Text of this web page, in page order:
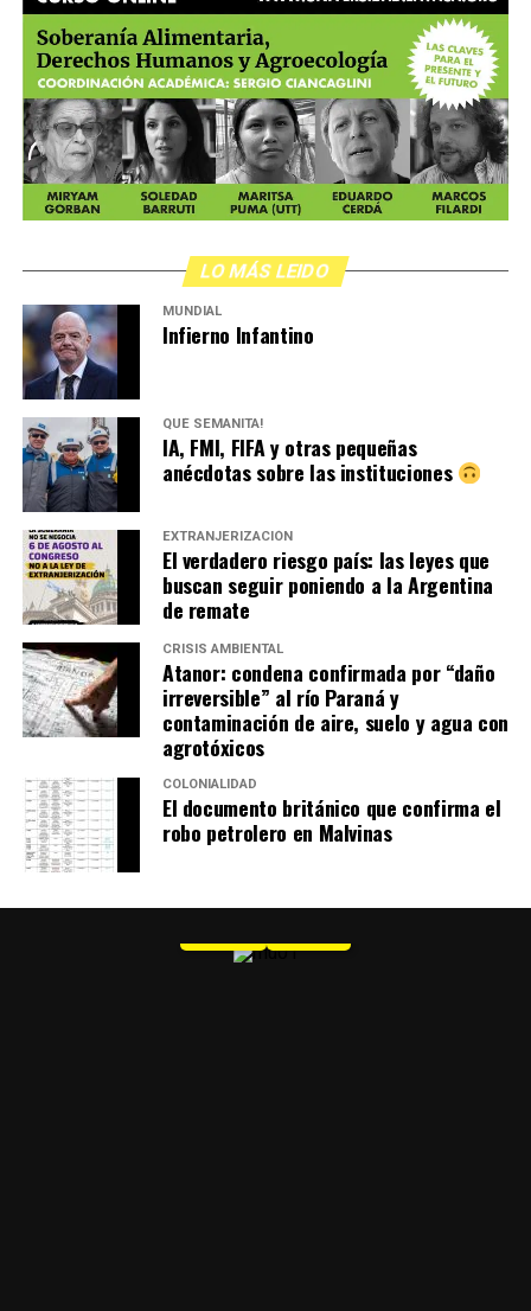
LO MÁS LEIDO
MUNDIAL
Infierno Infantino
QUÉ SEMANITA!
IA, FMI, FIFA y otras pequeñas
anécdotas sobre las instituciones
EXTRANJERIZACIÓN
El verdadero riesgo país: las leyes que
buscan seguir poniendo a la Argentina
de remate
CRISIS AMBIENTAL
Atanor: condena confirmada por “daño
irreversible” al río Paraná y
contaminación de aire, suelo y agua con
agrotóxicos
COLONIALIDAD
El documento británico que confirma el
robo petrolero en Malvinas